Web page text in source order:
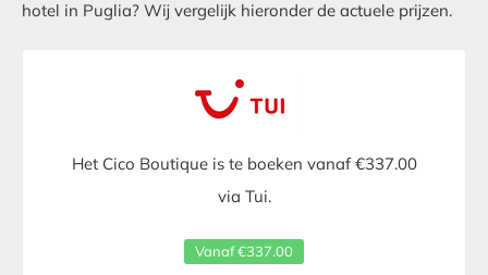
hotel in Puglia? Wij vergelijk hieronder de actuele prijzen.
Het Cico Boutique is te boeken vanaf €337.00
via Tui.
Vanaf €337.00